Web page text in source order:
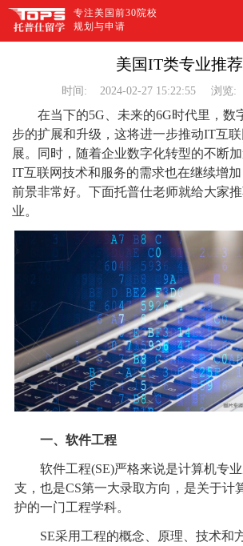
专注美国前30院校
规划与申请
美国IT类专业推荐
时间: 2024-02-27 15:22:55 浏览:
在当下的5G、未来的6G时代里，数
步的扩展和升级，这将进一步推动IT互
展。同时，随着企业数字化转型的不断
IT互联网技术和服务的需求也在继续增
前景非常好。下面托普仕老师就给大家
业。
一、软件工程
软件工程(SE)严格来说是计算机专业
支，也是CS第一大录取方向，是关于计
护的一门工程学科。
SE采用工程的概念、原理、技术和